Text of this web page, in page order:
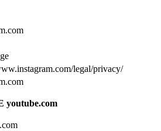
legal/privacy/
youtube.com